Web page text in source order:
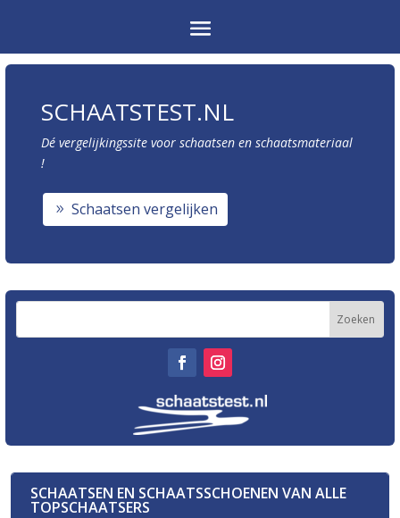
SCHAATSTEST.NL
Dé vergelijkingssite voor schaatsen en schaatsmateriaal
!
Schaatsen vergelijken
SCHAATSEN EN SCHAATSSCHOENEN VAN ALLE
TOPSCHAATSERS